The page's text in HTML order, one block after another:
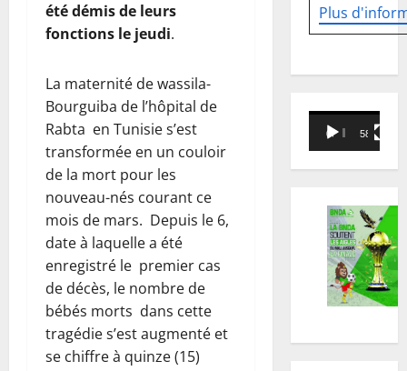
été démis de leurs
fonctions le jeudi.
La maternité de wassila-
Bourguiba de l’hôpital de
Rabta en Tunisie s’est
transformée en un couloir
de la mort pour les
nouveau-nés courant ce
mois de mars. Depuis le 6,
date à laquelle a été
enregistré le premier cas
de décès, le nombre de
bébés morts dans cette
tragédie s’est augmenté et
se chiffre à quinze (15)
Plus
Lecteur
vidéo
00:00 58:18